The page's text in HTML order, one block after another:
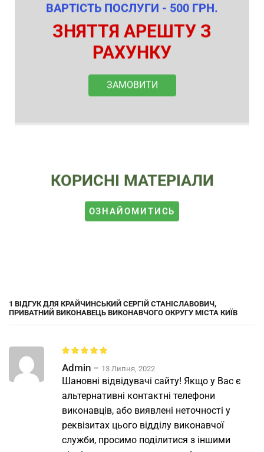
ВАРТІСТЬ ПОСЛУГИ - 500 ГРН.
ЗНЯТТЯ АРЕШТУ З
РАХУНКУ
ЗАМОВИТИ
КОРИСНІ МАТЕРІАЛИ
ОЗНАЙОМИТИСЬ
1 ВІДГУК ДЛЯ КРАЙЧИНСЬКИЙ СЕРГІЙ СТАНІСЛАВОВИЧ,
ПРИВАТНИЙ ВИКОНАВЕЦЬ ВИКОНАВЧОГО ОКРУГУ МІСТА КИЇВ
Admin – 13 Липня, 2022
Шановні відвідувачі сайту! Якщо у Вас є
альтернативні контактні телефони
виконавців, або виявлені неточності у
реквізитах цього відділу виконавчої
служби, просимо поділитися з іншими